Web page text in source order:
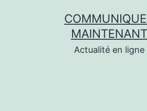
MAINTENANT
Actualité en ligne